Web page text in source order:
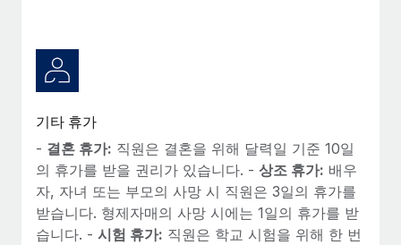
기타 휴가
- 결혼 휴가: 직원은 결혼을 위해 달력일 기준 10일
의 휴가를 받을 권리가 있습니다. - 상조 휴가: 배우
자, 자녀 또는 부모의 사망 시 직원은 3일의 휴가를
받습니다. 형제자매의 사망 시에는 1일의 휴가를 받
습니다. - 시험 휴가: 직원은 학교 시험을 위해 한 번